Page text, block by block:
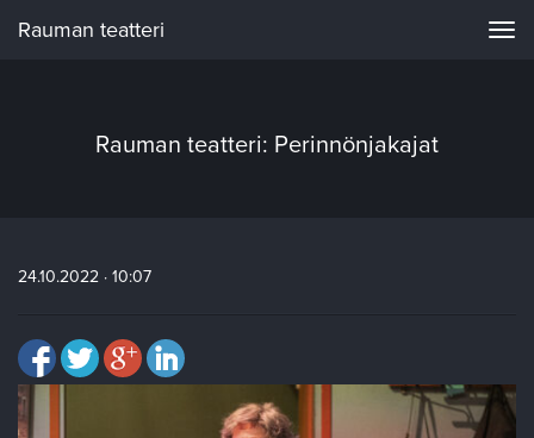
Rauman teatteri
Rauman teatteri: Perinnönjakajat
24.10.2022 · 10:07